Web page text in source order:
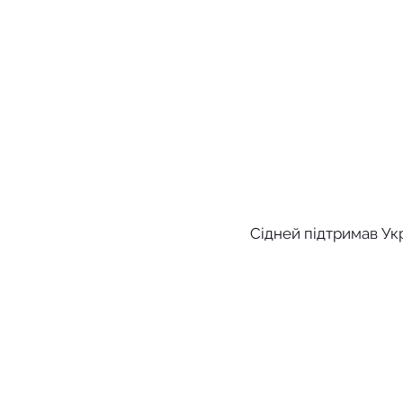
Сідней підтримав